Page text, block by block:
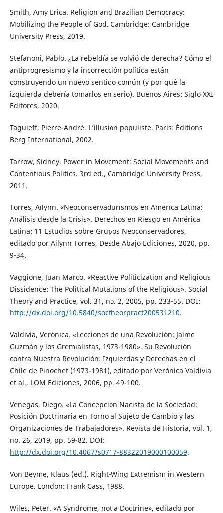
Smith, Amy Erica. Religion and Brazilian Democracy:
Mobilizing the People of God. Cambridge: Cambridge
University Press, 2019.
Stefanoni, Pablo. ¿La rebeldía se volvió de derecha? Cómo el
antiprogresismo y la incorrección política están
construyendo un nuevo sentido común (y por qué la
izquierda debería tomarlos en serio). Buenos Aires: Siglo XXI
Editores, 2020.
Taguieff, Pierre-André. L’illusion populiste. Paris: Éditions
Berg International, 2002.
Tarrow, Sidney. Power in Movement: Social Movements and
Contentious Politics. 3rd ed., Cambridge University Press,
2011.
Torres, Ailynn. «Neoconservadurismos en América Latina:
Análisis desde la Crisis». Derechos en Riesgo en América
Latina: 11 Estudios sobre Grupos Neoconservadores,
editado por Ailynn Torres, Desde Abajo Ediciones, 2020, pp.
9-34.
Vaggione, Juan Marco. «Reactive Politicization and Religious
Dissidence: The Political Mutations of the Religious». Social
Theory and Practice, vol. 31, no. 2, 2005, pp. 233-55. DOI:
http://dx.doi.org/10.5840/soctheorpract200531210.
Valdivia, Verónica. «Lecciones de una Revolución: Jaime
Guzmán y los Gremialistas, 1973-1980». Su Revolución
contra Nuestra Revolución: Izquierdas y Derechas en el
Chile de Pinochet (1973-1981), editado por Verónica Valdivia
et al., LOM Ediciones, 2006, pp. 49-100.
Venegas, Diego. «La Concepción Nacista de la Sociedad:
Posición Doctrinaria en Torno al Sujeto de Cambio y las
Organizaciones de Trabajadores». Revista de Historia, vol. 1,
no. 26, 2019, pp. 59-82. DOI:
http://dx.doi.org/10.4067/s0717-88322019000100059.
Von Beyme, Klaus (ed.). Right-Wing Extremism in Western
Europe. London: Frank Cass, 1988.
Wiles, Peter. «A Syndrome, not a Doctrine», editado por